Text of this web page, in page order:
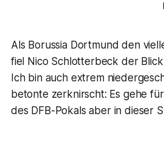
Als Borussia Dortmund den
fiel Nico Schlotterbeck der
Ich bin auch extrem
betonte zerknirscht: Es gehe
des DFB-Pokals aber in dieser